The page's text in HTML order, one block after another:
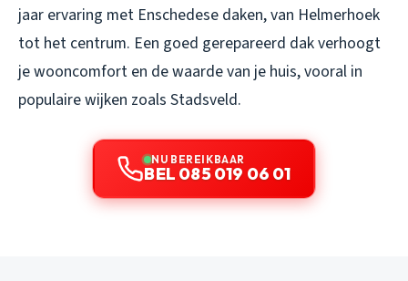
jaar ervaring met Enschedese daken, van Helmerhoek
tot het centrum. Een goed gerepareerd dak verhoogt
je wooncomfort en de waarde van je huis, vooral in
populaire wijken zoals Stadsveld.
NU BEREIKBAAR
BEL 085 019 06 01